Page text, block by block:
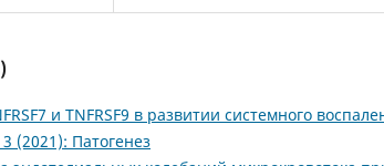
и TNFRSF9 в развитии системного
(2021): Патогенез